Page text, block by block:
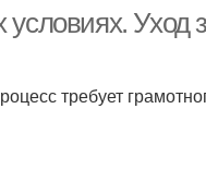
Уход
требует